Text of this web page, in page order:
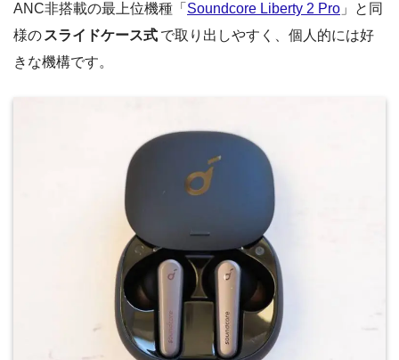
ANC非搭載の最上位機種「 Soundcore Liberty 2 Pro 」と同
様の スライドケース式 で取り出しやすく、個人的には好
きな機構です。